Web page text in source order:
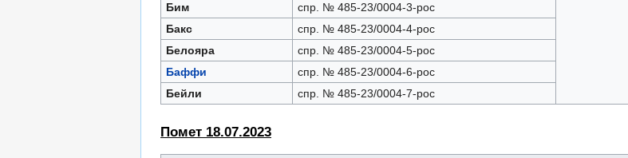
Бим
спр. № 485-23/0004-3-рос
Бакс
спр. № 485-23/0004-4-рос
Белояра
спр. № 485-23/0004-5-рос
Баффи
спр. № 485-23/0004-6-рос
Бейли
спр. № 485-23/0004-7-рос
Помет 18.07.2023